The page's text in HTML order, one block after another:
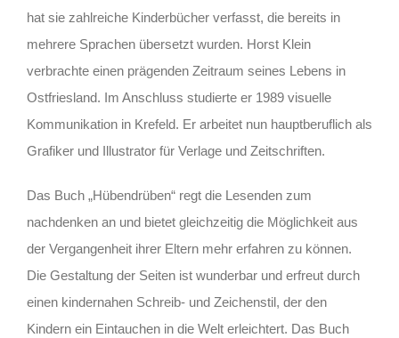
hat sie zahlreiche Kinderbücher verfasst, die bereits in
mehrere Sprachen übersetzt wurden. Horst Klein
verbrachte einen prägenden Zeitraum seines Lebens in
Ostfriesland. Im Anschluss studierte er 1989 visuelle
Kommunikation in Krefeld. Er arbeitet nun hauptberuflich als
Grafiker und Illustrator für Verlage und Zeitschriften.
Das Buch „Hübendrüben“ regt die Lesenden zum
nachdenken an und bietet gleichzeitig die Möglichkeit aus
der Vergangenheit ihrer Eltern mehr erfahren zu können.
Die Gestaltung der Seiten ist wunderbar und erfreut durch
einen kindernahen Schreib- und Zeichenstil, der den
Kindern ein Eintauchen in die Welt erleichtert. Das Buch